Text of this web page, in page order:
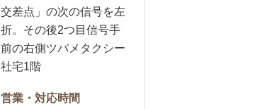
交差点」の次の信号を左
折。その後2つ目信号手
前の右側ツバメタクシー
社宅1階
営業・対応時間